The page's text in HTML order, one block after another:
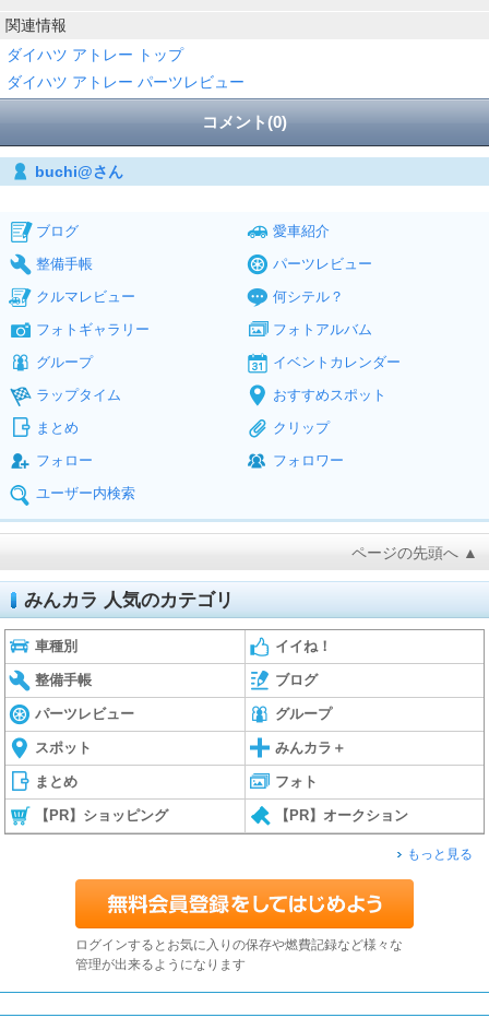
関連情報
ダイハツ アトレー トップ
ダイハツ アトレー パーツレビュー
コメント(0)
buchi@さん
ブログ
愛車紹介
整備手帳
パーツレビュー
クルマレビュー
何シテル？
フォトギャラリー
フォトアルバム
グループ
イベントカレンダー
ラップタイム
おすすめスポット
まとめ
クリップ
フォロー
フォロワー
ユーザー内検索
ページの先頭へ ▲
みんカラ 人気のカテゴリ
車種別 イイね！
整備手帳 ブログ
パーツレビュー グループ
スポット みんカラ＋
まとめ フォト
【PR】ショッピング 【PR】オークション
もっと見る
ログインするとお気に入りの保存や燃費記録など様々な
管理が出来るようになります